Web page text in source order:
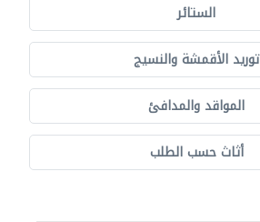
الستائر
توريد الأقمشة والنسيج
المواقد والمدافئ
أثاث حسب الطلب